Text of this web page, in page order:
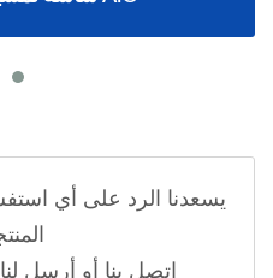
يسعدنا الرد على أي
اتصل بنا أو أرسل لنا